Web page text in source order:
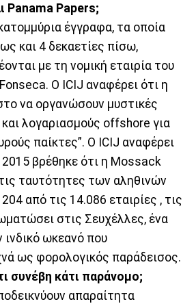
Panama Papers;
έγγραφα, τα οποία
και 4 δεκαετίες πίσω,
με τη νομική εταιρία του
Ο ICIJ αναφέρει ότι η
να οργανώσουν μυστικές
λογαριασμούς offshore για
παίκτες”. Ο ICIJ αναφέρει
2015 βρέθηκε ότι η Mossack
ταυτότητες των αληθινών
από τις 14.086 εταιρίες , τις
στις Σευχέλλες, ένα
ωκεανό που
ως φορολογικός παράδεισος.
συνέβη κάτι παράνομο;
απαραίτητα